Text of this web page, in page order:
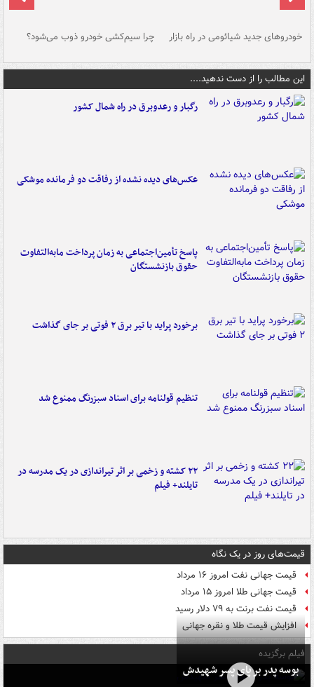
خودروهای جدید شیائومی در راه بازار چرا سیم‌کشی خودرو ذوب می‌شود؟
این مطالب را از دست ندهید....
رگبار و رعدوبرق در راه شمال کشور
عکس‌های دیده نشده از رفاقت دو فرمانده‌ موشکی
پاسخ تأمین‌اجتماعی به زمان پرداخت مابه‌التفاوت
حقوق بازنشستگان
برخورد پراید با تیر برق ۲ فوتی بر جای گذاشت
تنظیم قولنامه برای اسناد سبزرنگ ممنوع شد
۲۲ کشته و زخمی بر اثر تیراندازی در یک مدرسه در
تایلند+ فیلم
قیمت‌های روز در یک نگاه
قیمت جهانی نفت امروز ۱۶ مرداد
قیمت جهانی طلا امروز ۱۵ مرداد
قیمت نفت برنت به ۷۹ دلار رسید
افزایش قیمت طلا و نقره جهانی
فیلم برگزیده
بوسه‌ پدر بر پای پسر شهیدش